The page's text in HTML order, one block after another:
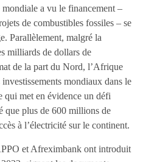
a vu le financement –
de combustibles fossiles – se
Parallèlement, malgré la
milliards de dollars de
de la part du Nord, l’Afrique
mondiaux dans le
qui met en évidence un défi
que plus de 600 millions de
à l’électricité sur le continent.
et Afreximbank ont introduit